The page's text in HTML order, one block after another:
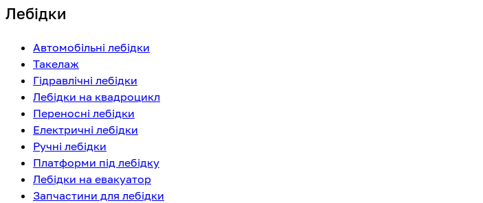
Лебідки
Автомобільні лебідки
Такелаж
Гідравлічні лебідки
Лебідки на квадроцикл
Переносні лебідки
Електричні лебідки
Ручні лебідки
Платформи під лебідку
Лебідки на евакуатор
Запчастини для лебідки